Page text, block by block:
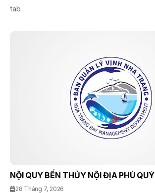
tab
NỘI QUY BẾN THỦY NỘI ĐỊA PHÚ QUÝ
28 Tháng 7, 2026